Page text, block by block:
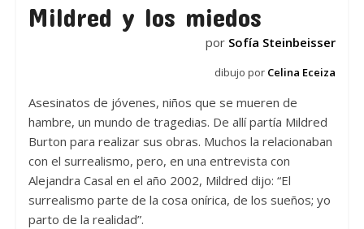
Mildred y los miedos
por Sofía Steinbeisser
dibujo por Celina Eceiza
Asesinatos de jóvenes, niños que se mueren de
hambre, un mundo de tragedias. De allí partía Mildred
Burton para realizar sus obras. Muchos la relacionaban
con el surrealismo, pero, en una entrevista con
Alejandra Casal en el año 2002, Mildred dijo: “El
surrealismo parte de la cosa onírica, de los sueños; yo
parto de la realidad”.